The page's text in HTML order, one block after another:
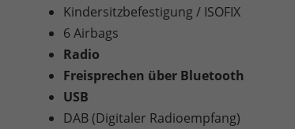
Kindersitzbefestigung / ISOFIX
6 Airbags
Radio
Freisprechen über Bluetooth
USB
DAB (Digitaler Radioempfang)